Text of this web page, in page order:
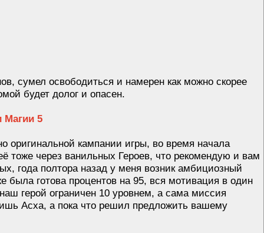
сумел освободиться и намерен как можно скорее
будет долог и опасен.
Магии 5
оригинальной кампании игры, во время начала
тоже через ванильных Героев, что рекомендую и вам
года полтора назад у меня возник амбициозный
была готова процентов на 95, вся мотивация в один
герой ограничен 10 уровнем, а сама миссия
Асха, а пока что решил предложить вашему